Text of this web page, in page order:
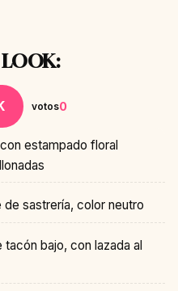
LOOK:
votos0
estampado floral
sastrería, color neutro
bajo, con lazada al